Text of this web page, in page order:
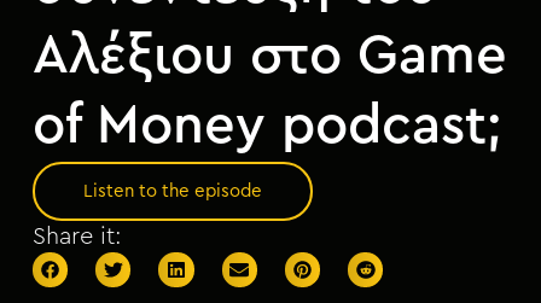
Αλέξιου στο Game
of Money podcast;
Listen to the episode
Share it: